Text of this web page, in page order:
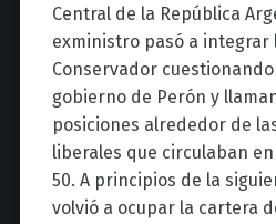
Central de la República
exministro pasó a integrar
Conservador
gobierno de Perón y
posiciones alrededor de
liberales que circulaban
50. A principios de la
volvió a ocupar la cartera